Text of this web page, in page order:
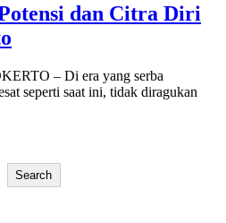
dan Citra Diri
– Di era yang serba
seperti saat ini, tidak diragukan
Search